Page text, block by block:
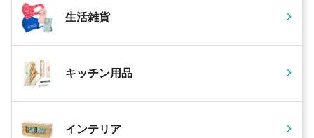
生活雑貨
キッチン用品
インテリア